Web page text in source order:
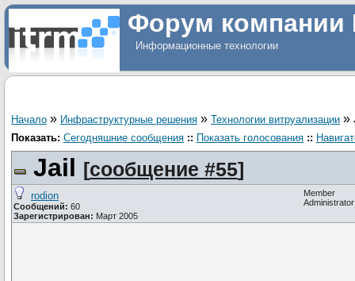
Форум компании
Информационные технологии
Начало » Инфраструктурные решения » Технологии витруализации »
Показать: Сегодняшние сообщения :: Показать голосования ::
Jail [сообщение #55]
rodion
Сообщений: 60
Зарегистрирован: Март 2005
Member
Administrator